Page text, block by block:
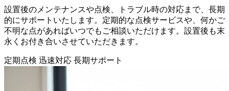
設置後のメンテナンスや点検、トラブル時の対応まで、長期
的にサポートいたします。定期的な点検サービスや、何かご
不明な点があればいつでもご相談いただけます。設置後も末
永くお付き合いさせていただきます。
定期点検 迅速対応 長期サポート